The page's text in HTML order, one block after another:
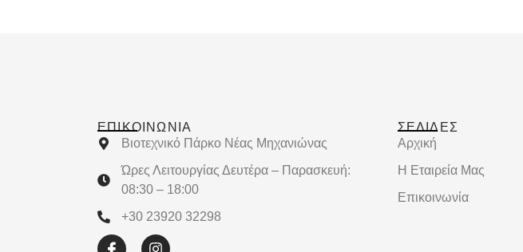
ΕΠΙΚΟΙΝΩΝΊΑ
Βιοτεχνικό Πάρκο Νέας Μηχανιώνας
Ώρες Λειτουργίας Δευτέρα – Παρασκευή:
08:30 – 18:00
+30 23920 32298
ΣΕΛΙΔΕΣ
Αρχική
Η Εταιρεία Μας
Επικοινωνία